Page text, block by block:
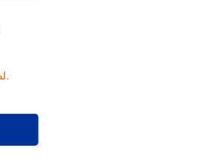
لطفا مقصد را انتخاب کنید.